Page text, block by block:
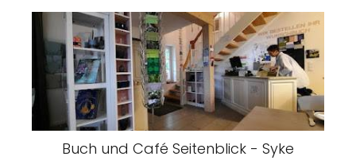
Buch und Café Seitenblick - Syke